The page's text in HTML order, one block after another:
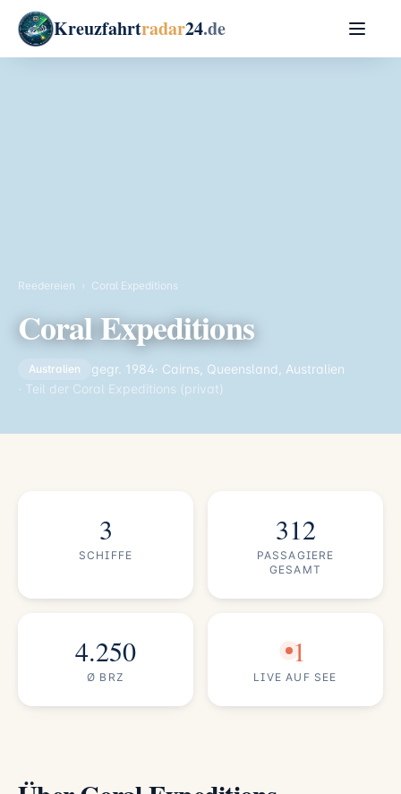
Kreuzfahrtradar24.de
Reedereien › Coral Expeditions
Coral Expeditions
Australien gegr. 1984· Cairns, Queensland, Australien
· Teil der Coral Expeditions (privat)
3
SCHIFFE
312
PASSAGIERE
GESAMT
4.250
Ø BRZ
1
LIVE AUF SEE